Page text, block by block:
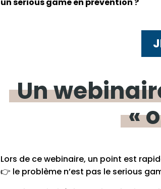
Un
«
Lors de ce webinaire, un point est
👉 le problème n’est pas le serious